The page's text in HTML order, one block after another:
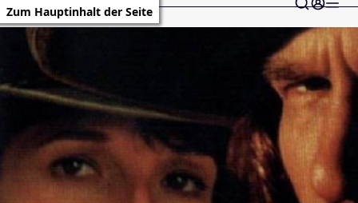
Zum Hauptinhalt der Seite